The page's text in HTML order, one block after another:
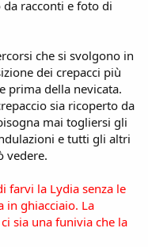
racconti e foto di
che si svolgono in
dei crepacci più
prima della nevicata.
sia ricoperto da
mai togliersi gli
e tutti gli altri
vedere.
farvi la Lydia senza le
in ghiacciaio. La
sia una funivia che la